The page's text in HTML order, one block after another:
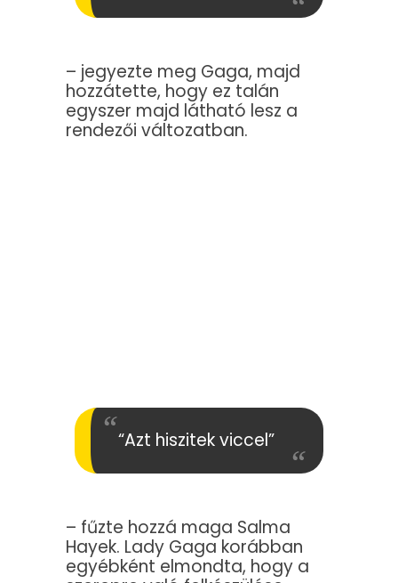
– jegyezte meg Gaga, majd
hozzátette, hogy ez talán
egyszer majd látható lesz a
rendezői változatban.
“Azt hiszitek viccel”
– fűzte hozzá maga Salma
Hayek. Lady Gaga korábban
egyébként elmondta, hogy a